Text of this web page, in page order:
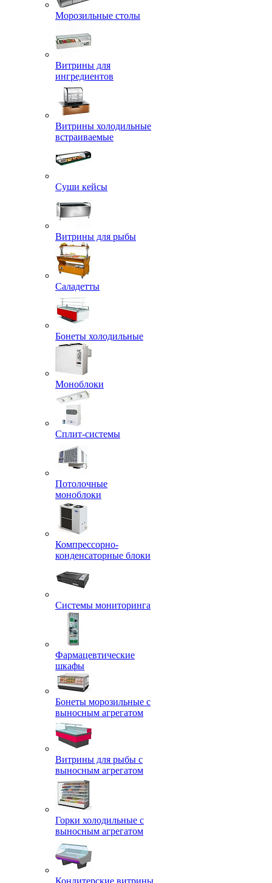
Морозильные столы
Витрины для
ингредиентов
Витрины холодильные
встраиваемые
Суши кейсы
Витрины для рыбы
Саладетты
Бонеты холодильные
Моноблоки
Сплит-системы
Потолочные
моноблоки
Компрессорно-
конденсаторные блоки
Системы мониторинга
Фармацевтические
шкафы
Бонеты морозильные с
выносным агрегатом
Витрины для рыбы с
выносным агрегатом
Горки холодильные с
выносным агрегатом
Кондитерские витрины